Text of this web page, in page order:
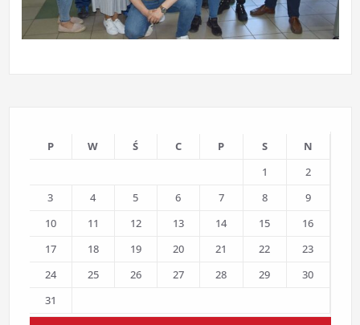
P W Ś C P S
N
1
2
3
4 5 6 7 8
9
10
11 12 13 14 15
16
17
18 19 20 21 22
23
24
25 26 27 28 29
30
31